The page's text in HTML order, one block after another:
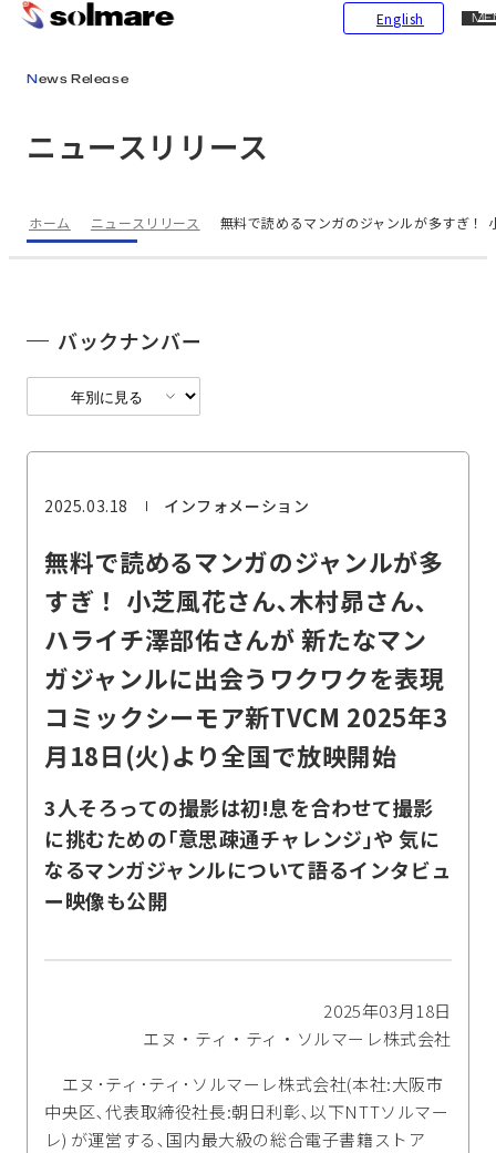
English
ニュースリリース
News Release
ホーム ニュースリリース 無料で読めるマンガのジャンルが多すぎ！
2025.03.18 インフォメーション
無料で読めるマンガのジャンルが多
すぎ！ 小芝風花さん､木村昴さん､
ハライチ澤部佑さんが 新たなマン
ガジャンルに出会うワクワクを表現
コミックシーモア新TVCM 2025年3
月18日(火)より全国で放映開始
3人そろっての撮影は初!息を合わせて撮影
に挑むための｢意思疎通チャレンジ｣や 気に
なるマンガジャンルについて語るインタビュ
ー映像も公開
2025年03月18日
エヌ・ティ・ティ・ソルマーレ株式会社
エヌ･ティ･ティ･ソルマーレ株式会社(本社:大阪市
中央区､代表取締役社長:朝日利彰､以下NTTソルマー
レ) が運営する､国内最大級の総合電子書籍ストア
バックナンバー